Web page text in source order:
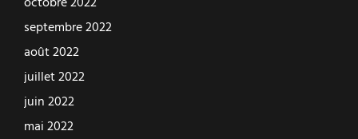
septembre 2022
août 2022
juillet 2022
juin 2022
mai 2022